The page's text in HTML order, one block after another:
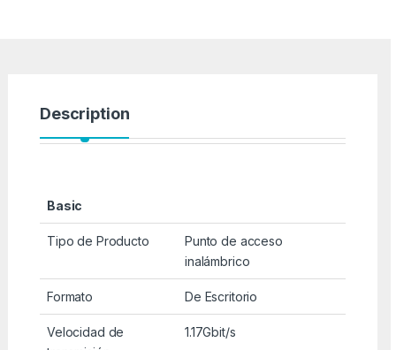
Description
Basic
Tipo de Producto
Punto de acceso
inalámbrico
Formato De Escritorio
Velocidad de
1.17Gbit/s